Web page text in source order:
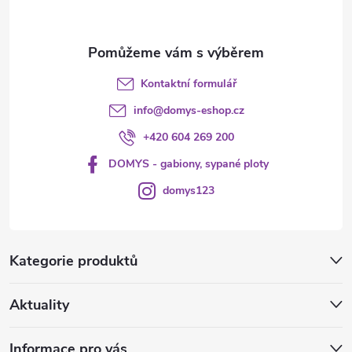
Kategorie produktů
Aktuality
Kontaktní formulář
info@domys-eshop.cz
+420 604 269 200
DOMYS - gabiony, sypané ploty
domys123